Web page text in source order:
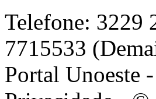
Telefone: 3229
7715533
Portal Unoeste